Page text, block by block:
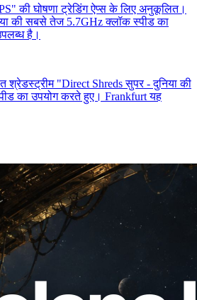
की घोषणा ट्रेडिंग ऐप्स के लिए अनुकूलित।
की सबसे तेज 5.7GHz क्लॉक स्पीड का
है।
श्रेडस्ट्रीम "Direct Shreds सुपर - दुनिया की
का उपयोग करते हुए। Frankfurt यह